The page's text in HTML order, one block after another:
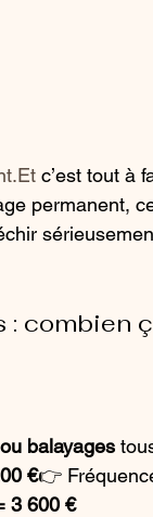
c’est tout à
permanent,
combien
balayages
€👉
3 600 €